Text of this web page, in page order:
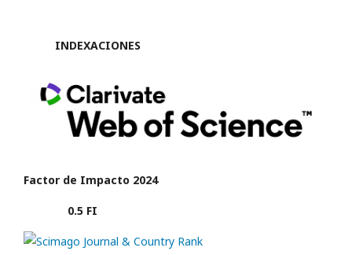
INDEXACIONES
Factor de Impacto 2024
0.5 FI